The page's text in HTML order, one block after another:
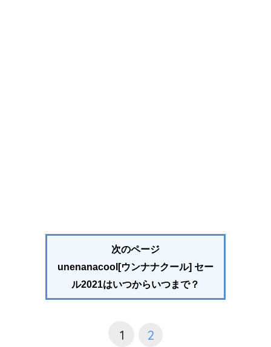
次のページ
unenanacool[ウンナナクール] セー
ル2021はいつからいつまで？
1 2